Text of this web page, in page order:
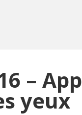
–
yeux